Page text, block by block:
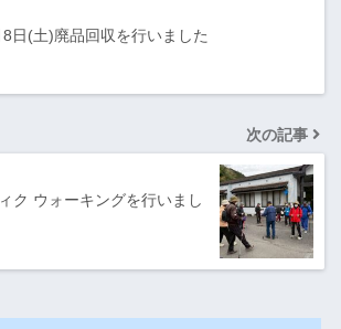
8日(土)廃品回収を行いました
次の記事
ク ウォーキングを行いまし